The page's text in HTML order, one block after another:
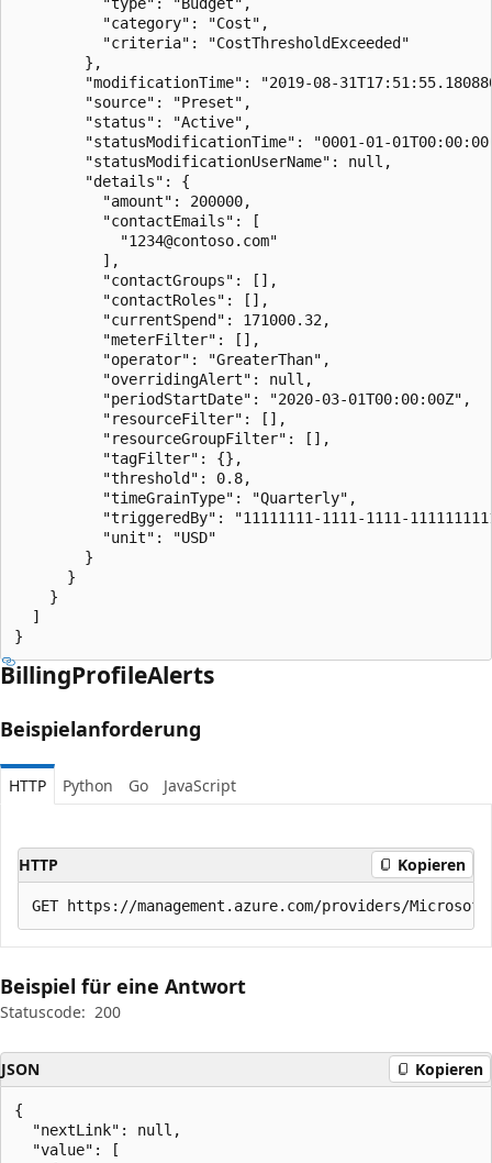
          "category": "Cost",
          "criteria": "CostThresholdExceeded"
        },
"modificationTime": "2019-08-
        "source": "Preset",
        "status": "Active",
"statusModificationTime": "0001-01-
        "statusModificationUserName": null,
        "details": {
          "amount": 200000,
          "contactEmails": [
            "1234@contoso.com"
          ],
          "contactGroups": [],
          "contactRoles": [],
          "currentSpend": 171000.32,
          "meterFilter": [],
          "operator": "GreaterThan",
          "overridingAlert": null,
          "periodStartDate": "2020-03-01T00:00:00Z",
          "resourceFilter": [],
          "resourceGroupFilter": [],
          "tagFilter": {},
          "threshold": 0.8,
          "timeGrainType": "Quarterly",
"triggeredBy": "11111111-1111-1111-
          "unit": "USD"
        }
      }
    }
  ]
}
BillingProfileAlerts
Beispielanforderung
HTTP Python Go JavaScript
HTTP Kopieren
Beispiel für eine Antwort
Statuscode: 200
JSON Kopieren
{
  "nextLink": null,
  "value": [